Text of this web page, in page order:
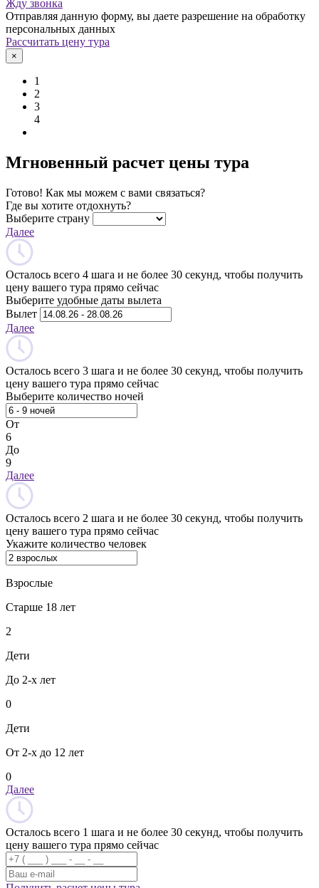
Жду звонка
Отправляя данную форму, вы даете разрешение на обработку
персональных данных
Рассчитать цену тура
×
1
2
3
4
Мгновенный расчет цены тура
Готово! Как мы можем с вами связаться?
Где вы хотите отдохнуть?
Выберите страну
Далее
Осталось всего 4 шага и не более 30 секунд, чтобы получить
цену вашего тура прямо сейчас
Выберите удобные даты вылета
Вылет
Далее
Осталось всего 3 шага и не более 30 секунд, чтобы получить
цену вашего тура прямо сейчас
Выберите количество ночей
От
6
До
9
Далее
Осталось всего 2 шага и не более 30 секунд, чтобы получить
цену вашего тура прямо сейчас
Укажите количество человек
Взрослые
Старше 18 лет
2
Дети
До 2-х лет
0
Дети
От 2-х до 12 лет
0
Далее
Осталось всего 1 шага и не более 30 секунд, чтобы получить
цену вашего тура прямо сейчас